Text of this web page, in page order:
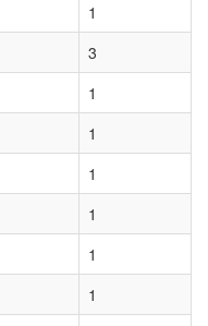
1
3
1
1
1
1
1
1